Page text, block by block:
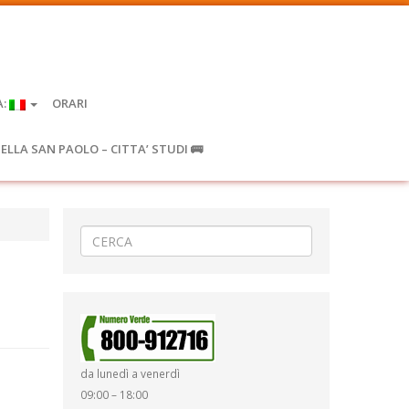
ORARI
SAN PAOLO – CITTA’ STUDI 🚌
da lunedì a venerdì
09:00 – 18:00